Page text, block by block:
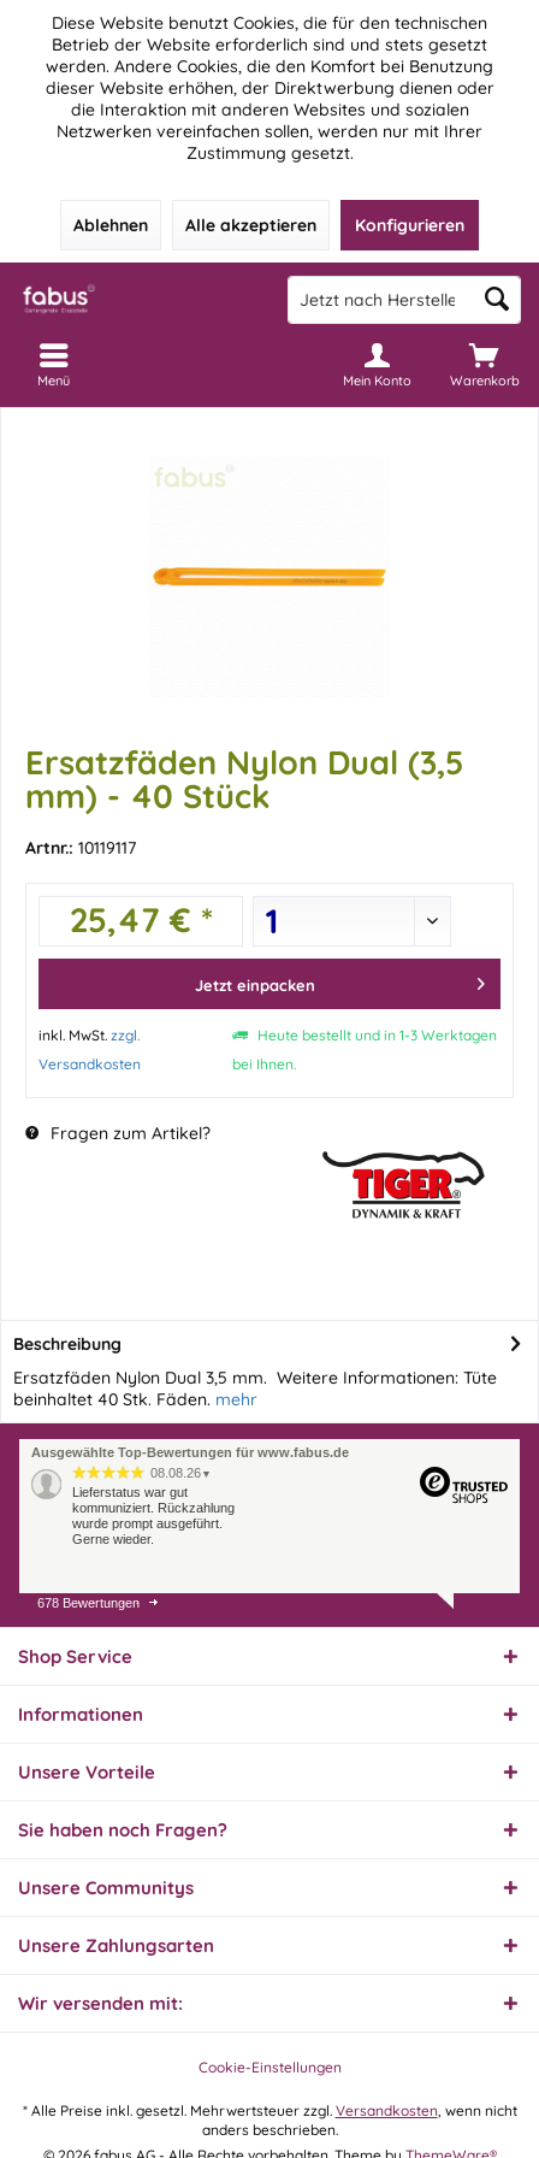
Diese Website benutzt Cookies, die für den technischen
Betrieb der Website erforderlich sind und stets gesetzt
werden. Andere Cookies, die den Komfort bei Benutzung
dieser Website erhöhen, der Direktwerbung dienen oder
die Interaktion mit anderen Websites und sozialen
Netzwerken vereinfachen sollen, werden nur mit Ihrer
Zustimmung gesetzt.
Ablehnen Alle akzeptieren Konfigurieren
Warenkorb
Mein Konto
Menü
Ersatzfäden Nylon Dual (3,5
mm) - 40 Stück
Artnr.: 10119117
25,47 € *
Jetzt einpacken
inkl. MwSt. zzgl.
Versandkosten
Heute bestellt und in 1-3 Werktagen
bei Ihnen.
Fragen zum Artikel?
Beschreibung
Ersatzfäden Nylon Dual 3,5 mm. Weitere Informationen: Tüte
beinhaltet 40 Stk. Fäden. mehr
Ausgewählte Top-Bewertungen für www.fabus.de
08.08.26 ▼
Lieferstatus war gut
kommuniziert. Rückzahlung
wurde prompt ausgeführt.
Gerne wieder.
07.08.26
Endlich das richtige
Innerhalb 2 Tagen Ware
geliefert. Sehr gut!
31.07.26
Super schnelle Lieferung,
wieder, vielen Dank.
30.07.26▼
678 Bewertungen
Shop Service
Informationen
Unsere Vorteile
Sie haben noch Fragen?
Unsere Communitys
Unsere Zahlungsarten
Wir versenden mit:
Cookie-Einstellungen
* Alle Preise inkl. gesetzl. Mehrwertsteuer zzgl. Versandkosten, wenn nicht
anders beschrieben.